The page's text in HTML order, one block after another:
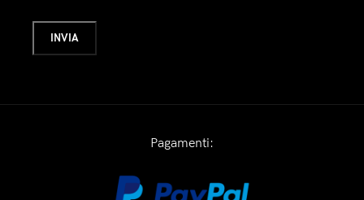
Pagamenti: